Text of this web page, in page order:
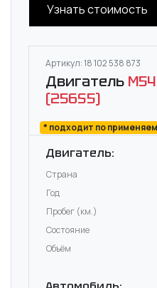
Узнать стоимость
Артикул: 18 102 538 873
Двигатель
(256S5)
* подходит по
Двигатель:
Страна
Год
Пробег (км.)
Состояние
Объём